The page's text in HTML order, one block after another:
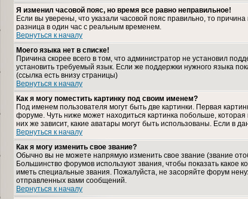
Я изменил часовой пояс, но время все равно неправильное!
Если вы уверены, что указали часовой пояс правильно, то
разница в один час с реальным временем.
Вернуться к началу
Моего языка нет в списке!
Причина скорее всего в том, что администратор не установил
установить требуемый язык. Если же поддержки нужного языка
(ссылка есть внизу страницы)
Вернуться к началу
Как я могу поместить картинку под своим именем?
Под именем пользователя могут быть две картинки. Первая
форуме. Чуть ниже может находиться картинка побольше,
них же зависит, какие аватары могут быть использованы. Если в
Вернуться к началу
Как я могу изменить свое звание?
Обычно вы не можете напрямую изменить свое звание (звание
Большинство форумов используют звания, чтобы показать
иметь специальные звания. Пожалуйста, не засоряйте форум
отправленных вами сообщений.
Вернуться к началу